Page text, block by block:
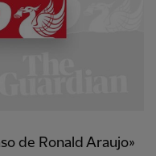
de Ronald Araujo»